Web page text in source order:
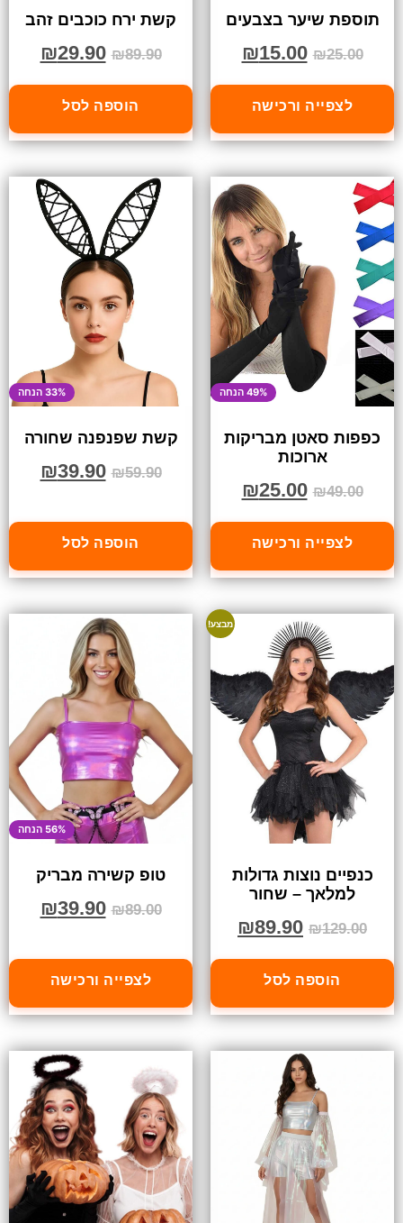
תוספת שיער בצבעים
₪25.00
₪15.00
לצפייה ורכישה
קשת ירח כוכבים זהב
₪89.90
₪29.90
הוספה לסל
49% הנחה
כפפות סאטן מבריקות
ארוכות
₪49.00
₪25.00
לצפייה ורכישה
33% הנחה
קשת שפנפנה שחורה
₪59.90
₪39.90
הוספה לסל
מבצע!
כנפיים נוצות גדולות
למלאך – שחור
₪129.00
₪89.90
הוספה לסל
56% הנחה
טופ קשירה מבריק
₪89.00
₪39.90
לצפייה ורכישה